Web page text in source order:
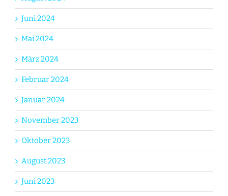
Juni 2024
Mai 2024
März 2024
Februar 2024
Januar 2024
November 2023
Oktober 2023
August 2023
Juni 2023